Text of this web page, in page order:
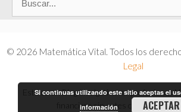
© 2026 Matemática Vital. Todos los
Legal
Este es un Blog divulgativo no profesional.
financiera sin antes consultar a un
Si continuas utilizando este sitio aceptas el
información
ACEPTAR